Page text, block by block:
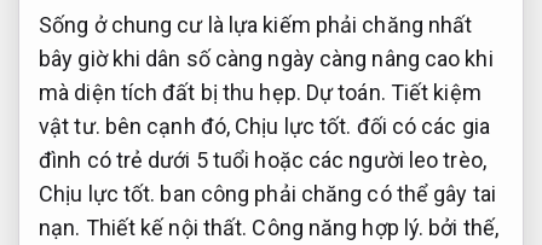
Sống ở chung cư là lựa kiếm phải chăng nhất
bây giờ khi dân số càng ngày càng nâng cao khi
mà diện tích đất bị thu hẹp. Dự toán. Tiết kiệm
vật tư. bên cạnh đó, Chịu lực tốt. đối có các gia
đình có trẻ dưới 5 tuổi hoặc các người leo trèo,
Chịu lực tốt. ban công phải chăng có thể gây tai
nạn. Thiết kế nội thất. Công năng hợp lý. bởi thế,